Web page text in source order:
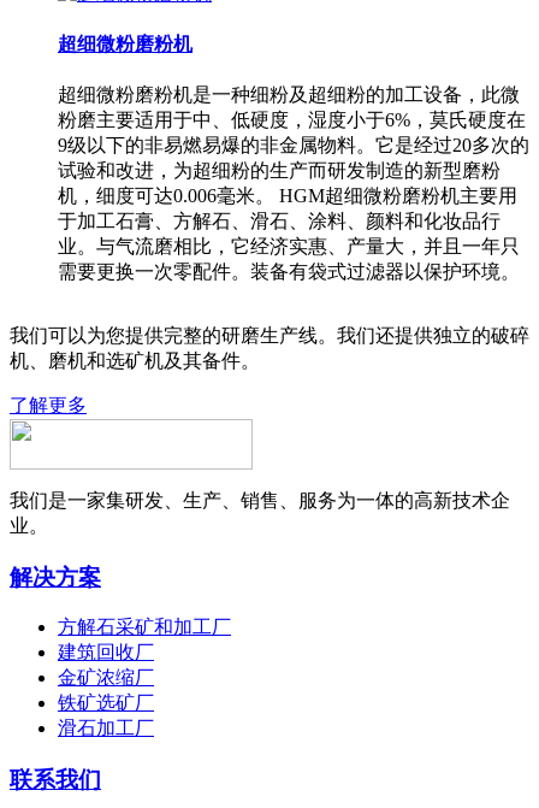
超细微粉磨粉机
超细微粉磨粉机是一种细粉及超细粉的加工设备，此微
粉磨主要适用于中、低硬度，湿度小于6%，莫氏硬度在
9级以下的非易燃易爆的非金属物料。它是经过20多次的
试验和改进，为超细粉的生产而研发制造的新型磨粉
机，细度可达0.006毫米。 HGM超细微粉磨粉机主要用
于加工石膏、方解石、滑石、涂料、颜料和化妆品行
业。与气流磨相比，它经济实惠、产量大，并且一年只
需要更换一次零配件。装备有袋式过滤器以保护环境。
我们可以为您提供完整的研磨生产线。我们还提供独立的破碎
机、磨机和选矿机及其备件。
了解更多
我们是一家集研发、生产、销售、服务为一体的高新技术企
业。
解决方案
方解石采矿和加工厂
建筑回收厂
金矿浓缩厂
铁矿选矿厂
滑石加工厂
联系我们